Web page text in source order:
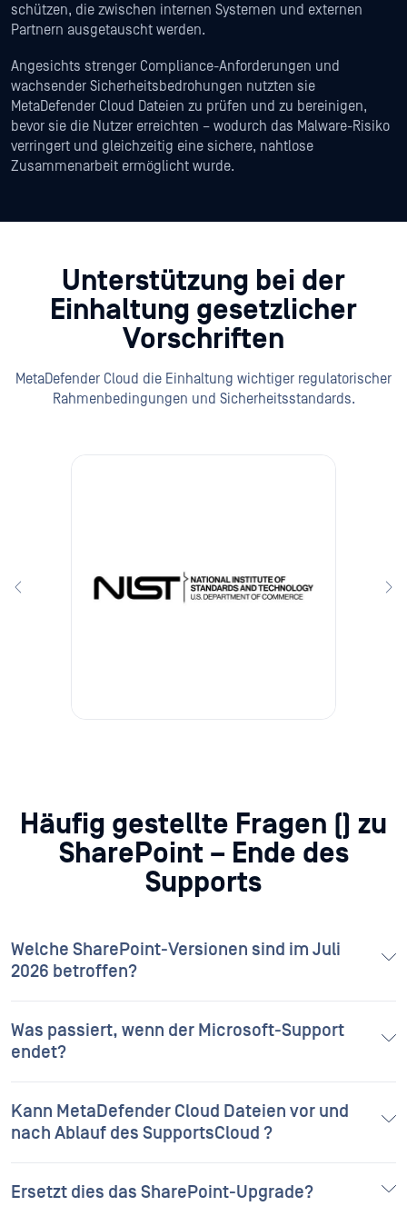
schützen, die zwischen internen Systemen und externen
Partnern ausgetauscht werden.
Angesichts strenger Compliance-Anforderungen und
wachsender Sicherheitsbedrohungen nutzten sie
MetaDefender Cloud Dateien zu prüfen und zu bereinigen,
bevor sie die Nutzer erreichten – wodurch das Malware-Risiko
verringert und gleichzeitig eine sichere, nahtlose
Zusammenarbeit ermöglicht wurde.
Unterstützung bei der
Einhaltung gesetzlicher
Vorschriften
MetaDefender Cloud die Einhaltung wichtiger regulatorischer
Rahmenbedingungen und Sicherheitsstandards.
Häufig gestellte Fragen () zu
SharePoint – Ende des
Supports
Welche SharePoint-Versionen sind im Juli
2026 betroffen?
Was passiert, wenn der Microsoft-Support
endet?
Kann MetaDefender Cloud Dateien vor und
nach Ablauf des SupportsCloud ?
Ersetzt dies das SharePoint-Upgrade?